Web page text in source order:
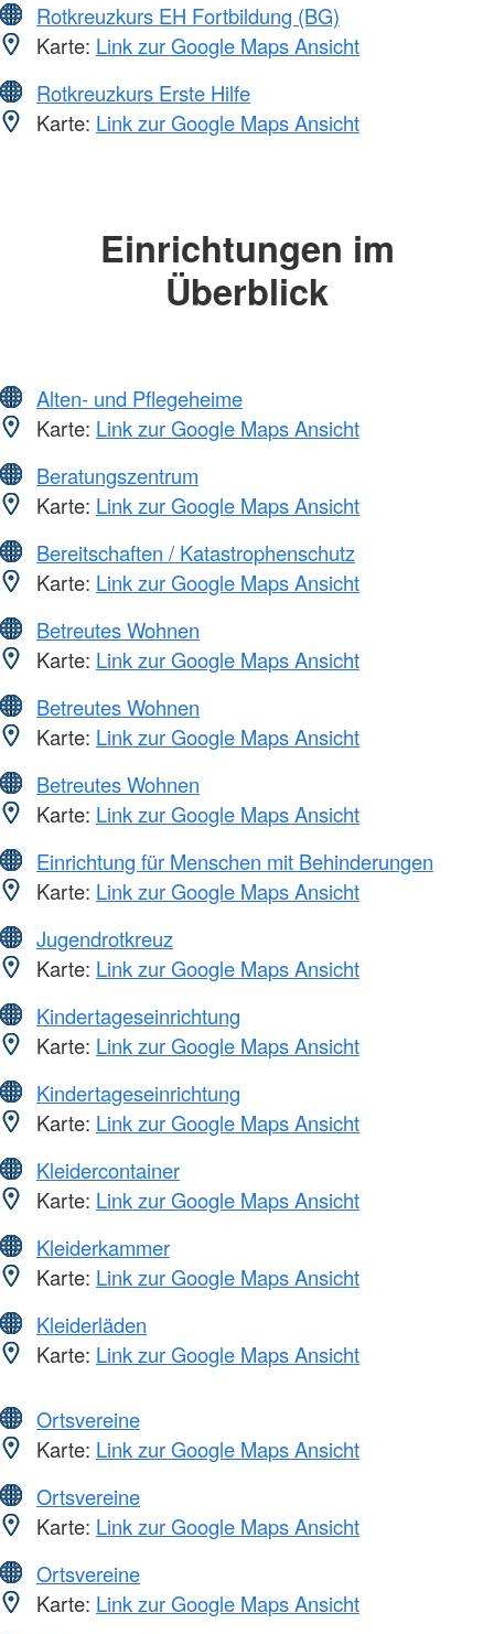
Rotkreuzkurs EH Fortbildung (BG)
Karte: Link zur Google Maps Ansicht
Rotkreuzkurs Erste Hilfe
Karte: Link zur Google Maps Ansicht
Einrichtungen im
Überblick
Alten- und Pflegeheime
Karte: Link zur Google Maps Ansicht
Beratungszentrum
Karte: Link zur Google Maps Ansicht
Bereitschaften / Katastrophenschutz
Karte: Link zur Google Maps Ansicht
Betreutes Wohnen
Karte: Link zur Google Maps Ansicht
Betreutes Wohnen
Karte: Link zur Google Maps Ansicht
Betreutes Wohnen
Karte: Link zur Google Maps Ansicht
Einrichtung für Menschen mit Behinderungen
Karte: Link zur Google Maps Ansicht
Jugendrotkreuz
Karte: Link zur Google Maps Ansicht
Kindertageseinrichtung
Karte: Link zur Google Maps Ansicht
Kindertageseinrichtung
Karte: Link zur Google Maps Ansicht
Kleidercontainer
Karte: Link zur Google Maps Ansicht
Kleiderkammer
Karte: Link zur Google Maps Ansicht
Kleiderläden
Karte: Link zur Google Maps Ansicht
Ortsvereine
Karte: Link zur Google Maps Ansicht
Ortsvereine
Karte: Link zur Google Maps Ansicht
Ortsvereine
Karte: Link zur Google Maps Ansicht